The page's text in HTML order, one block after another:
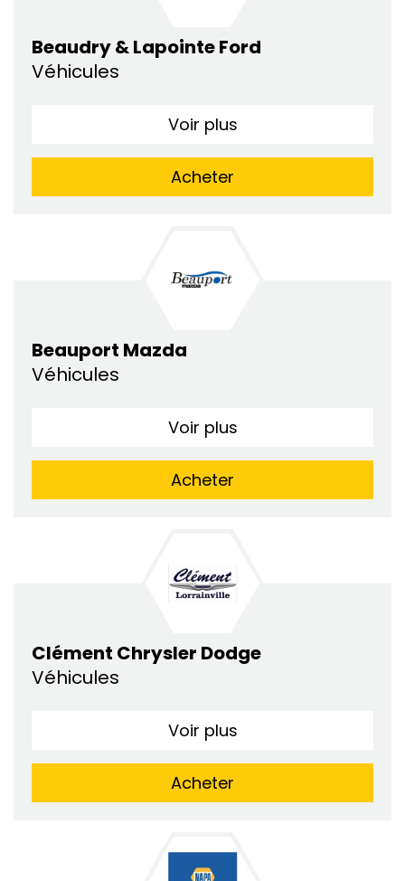
Beaudry & Lapointe Ford
Véhicules
Voir plus
Acheter
Beauport Mazda
Véhicules
Voir plus
Acheter
Clément Chrysler Dodge
Véhicules
Voir plus
Acheter